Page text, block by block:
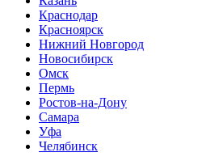
Краснодар
Красноярск
Нижний Новгород
Новосибирск
Омск
Пермь
Ростов-на-Дону
Самара
Уфа
Челябинск